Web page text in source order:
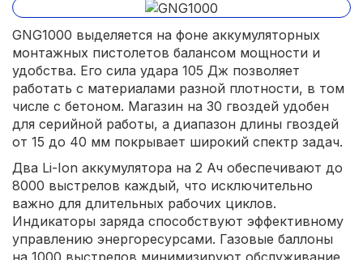
GNG1000 выделяется на фоне аккумуляторных
монтажных пистолетов балансом мощности и
удобства. Его сила удара 105 Дж позволяет
работать с материалами разной плотности, в том
числе с бетоном. Магазин на 30 гвоздей удобен
для серийной работы, а диапазон длины гвоздей
от 15 до 40 мм покрывает широкий спектр задач.
Два Li-Ion аккумулятора на 2 Ач обеспечивают до
8000 выстрелов каждый, что исключительно
важно для длительных рабочих циклов.
Индикаторы заряда способствуют эффективному
управлению энергоресурсами. Газовые баллоны
на 1000 выстрелов минимизируют обслуживание,